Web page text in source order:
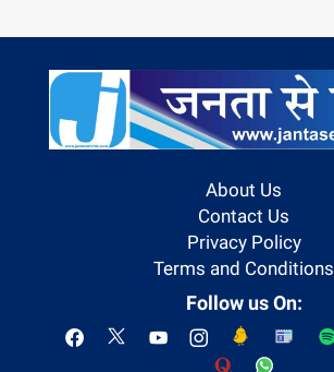
About Us
Contact Us
Privacy Policy
Terms and Conditions
Follow us On: